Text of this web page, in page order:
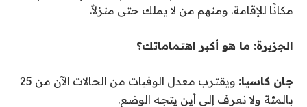
مكانًا للإقامة. ومنهم من لا يملك حتى منزلاً.
الجزيرة: ما هو أكبر اهتماماتك؟
جان كاسيا:
ويقترب معدل الوفيات من الحالات الآن من 25
بالمئة ولا نعرف إلى أين يتجه الوضع.